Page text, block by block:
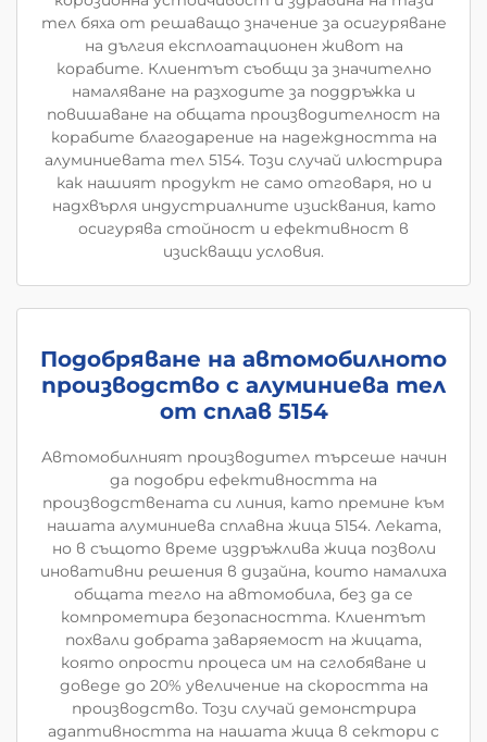
тел бяха от решаващо значение за осигуряване
на дългия експлоатационен живот на
корабите. Клиентът съобщи за значително
намаляване на разходите за поддръжка и
повишаване на общата производителност на
корабите благодарение на надеждността на
алуминиевата тел 5154. Този случай илюстрира
как нашият продукт не само отговаря, но и
надхвърля индустриалните изисквания, като
осигурява стойност и ефективност в
изискващи условия.
Подобряване на автомобилното
производство с алуминиева тел
от сплав 5154
Автомобилният производител търсеше начин
да подобри ефективността на
производствената си линия, като премине към
нашата алуминиева сплавна жица 5154. Леката,
но в същото време издръжлива жица позволи
иновативни решения в дизайна, които намалиха
общата тегло на автомобила, без да се
компрометира безопасността. Клиентът
похвали добрата заваряемост на жицата,
която опрости процеса им на сглобяване и
доведе до 20% увеличение на скоростта на
производство. Този случай демонстрира
адаптивността на нашата жица в сектори с